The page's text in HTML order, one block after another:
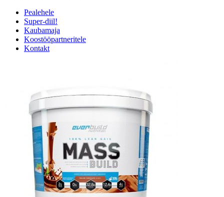
Pealehele
Super-diil!
Kaubamaja
Koostööpartneritele
Kontakt